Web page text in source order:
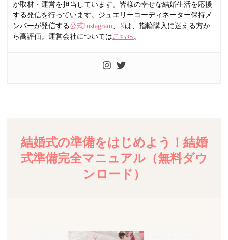
が取材・運営を担当しています。皆様の幸せな結婚生活を応援
する発信を行っています。ジュエリーコーディネーター保持メ
ンバーが発信する公式Instagram、 Xは、指輪購入に迷える方か
ら高評価。運営会社については こちら 。
結婚式の準備をはじめよう！結婚
式準備完全マニュアル（無料ダウ
ンロード）